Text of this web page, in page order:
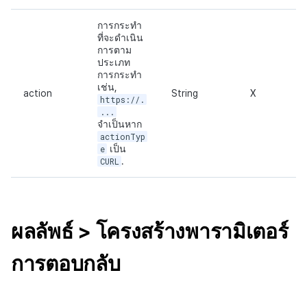
action
การกระทำ
ที่จะดำเนิน
การตาม
ประเภท
การกระทำ
เช่น,
https://.
...
จำเป็นหาก
actionTyp
e เป็น
CURL .
String X
ผลลัพธ์ > โครงสร้างพารามิเตอร์
การตอบกลับ